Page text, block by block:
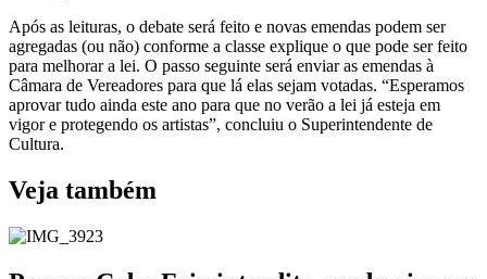
Após as leituras, o debate será feito e novas emendas podem ser
agregadas (ou não) conforme a classe explique o que pode ser feito
para melhorar a lei. O passo seguinte será enviar as emendas à
Câmara de Vereadores para que lá elas sejam votadas. “Esperamos
aprovar tudo ainda este ano para que no verão a lei já esteja em
vigor e protegendo os artistas”, concluiu o Superintendente de
Cultura.
Veja também